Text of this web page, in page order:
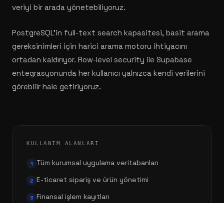
veriyi bir arada yönetebiliyoruz.
PostgreSQL'in full-text search kapasitesi, basit arama
gereksinimleri için harici arama motoru ihtiyacını
ortadan kaldırıyor. Row-level security ile Supabase
entegrasyonunda her kullanıcı yalnızca kendi verilerini
görebilir hale getiriyoruz.
KULLANIM ALANLARI
1 Tüm kurumsal uygulama veritabanları
2 E-ticaret sipariş ve ürün yönetimi
3 Finansal işlem kayıtları